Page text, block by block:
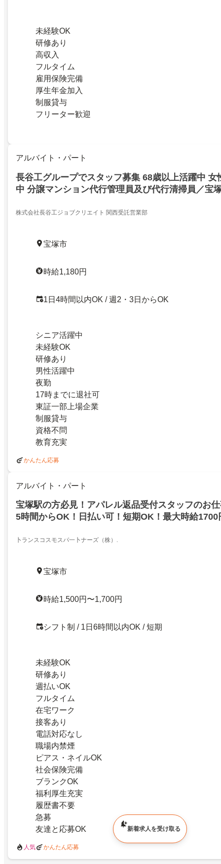
未経験OK
研修あり
高収入
フルタイム
雇用保険完備
厚生年金加入
制服貸与
フリーター歓迎
アルバイト・パート
長谷工グループでスタッフ募集 68歳以上活躍中 女
中 分譲マンション代行管理員及び代行清掃員／宝
株式会社長谷工ジョブクリエイト 関西受託営業部
宝塚市
時給1,180円
1日4時間以内OK / 週2・3日からOK
シニア活躍中
未経験OK
研修あり
男性活躍中
夜勤
17時までに退社可
東証一部上場企業
制服貸与
資格不問
教育充実
かんたん応募
アルバイト・パート
宝塚駅の方必見！アパレル返品受付スタッフのお
5時間からOK！日払い可！短期OK！最大時給1700
卜ランスコスモスパ一卜ナーズ（株）.
宝塚市
時給1,500円〜1,700円
シフト制 / 1日6時間以内OK / 短期
未経験OK
研修あり
週払いOK
フルタイム
在宅ワーク
接客あり
電話対応なし
職場内禁煙
ピアス・ネイルOK
社会保険完備
ブランクOK
福利厚生充実
履歴書不要
急募
友達と応募OK
人気 かんたん応募
新着求人を受け取る